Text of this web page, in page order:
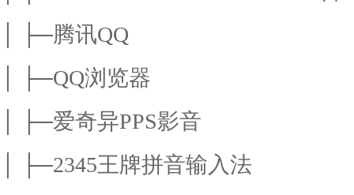
│ ├─腾讯QQ
│ ├─QQ浏览器
│ ├─爱奇异PPS影音
│ ├─2345王牌拼音输入法